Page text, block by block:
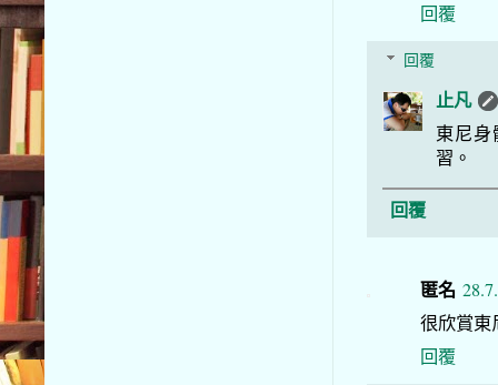
回覆
回覆
止凡
東尼身
習。
回覆
匿名
很欣賞東
回覆